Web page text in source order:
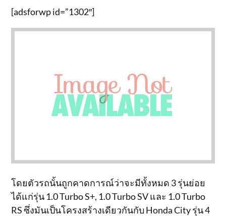
[adsforwp id=”1302″]
โดยตัวรถนั้นถูกคาดการณ์ว่าจะมีทั้งหมด 3 รุ่นย่อย
ได้แก่รุ่น 1.0 Turbo S+, 1.0 Turbo SV และ 1.0 Turbo
RS ซึ่งมันเป็นโครงสร้างเดียวกันกับ Honda City รุ่น 4